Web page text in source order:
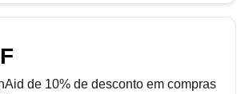
de 10% de desconto em compras